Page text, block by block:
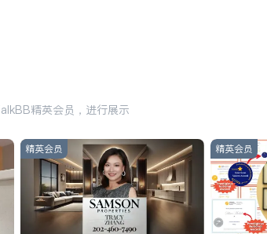
精英会员，进行展示
精英会员 精英会员